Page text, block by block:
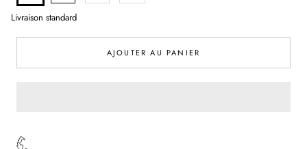
Livraison standard
AJOUTER AU PANIER